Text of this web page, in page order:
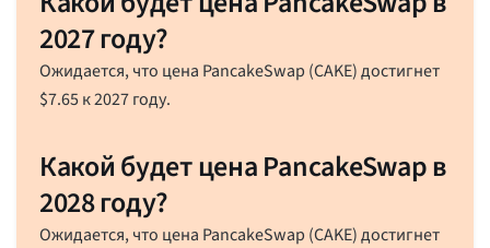
2027 году?
Ожидается, что цена PancakeSwap (CAKE) достигнет
$7.65к 2027 году.
Какой будет цена PancakeSwap в
2028 году?
Ожидается, что цена PancakeSwap (CAKE) достигнет